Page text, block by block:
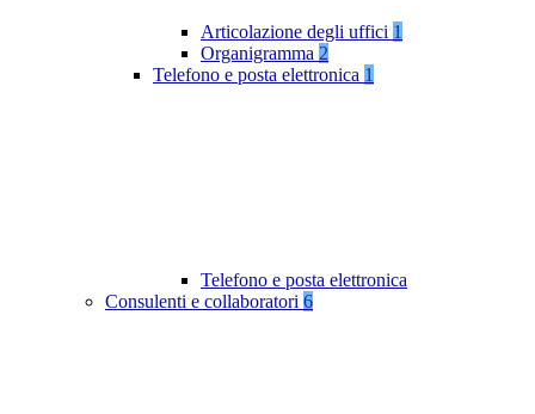
Articolazione degli uffici 1
Organigramma 2
Telefono e posta elettronica 1
Telefono e posta elettronica
Consulenti e collaboratori 6